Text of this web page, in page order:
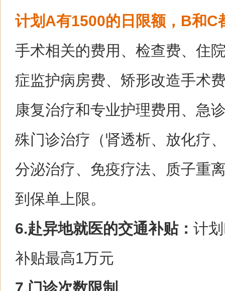
计划A有1500的日限额，B和C
手术相关的费用、检查费、住
症监护病房费、矫形改造手术
康复治疗和专业护理费用、急
殊门诊治疗（肾透析、放化疗
分泌治疗、免疫疗法、质子重
到保单上限。
6.赴异地就医的交通补贴： 计
补贴最高1万元